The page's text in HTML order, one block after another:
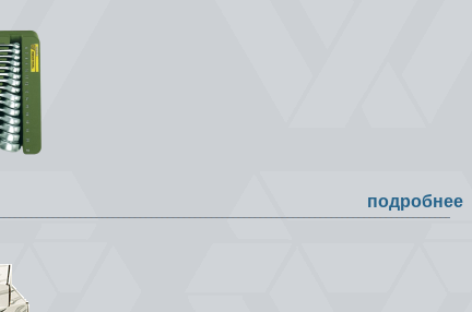
подробнее